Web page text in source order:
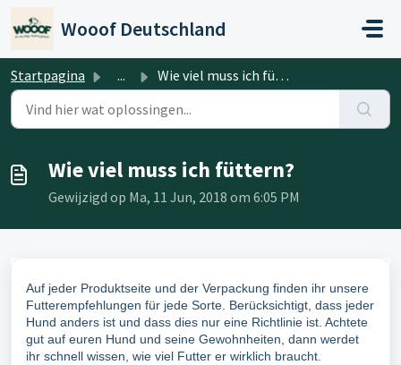
Wooof Deutschland
Startpagina ... Wie viel muss ich füttern?
Wie viel muss ich füttern?
Gewijzigd op Ma, 11 Jun, 2018 om 6:05 PM
Auf jeder Produktseite und der Verpackung finden ihr unsere
Futterempfehlungen für jede Sorte. Berücksichtigt, dass jeder
Hund anders ist und dass dies nur eine Richtlinie ist. Achtete
gut auf euren Hund und seine Gewohnheiten, dann werdet
ihr schnell wissen, wie viel Futter er wirklich braucht.